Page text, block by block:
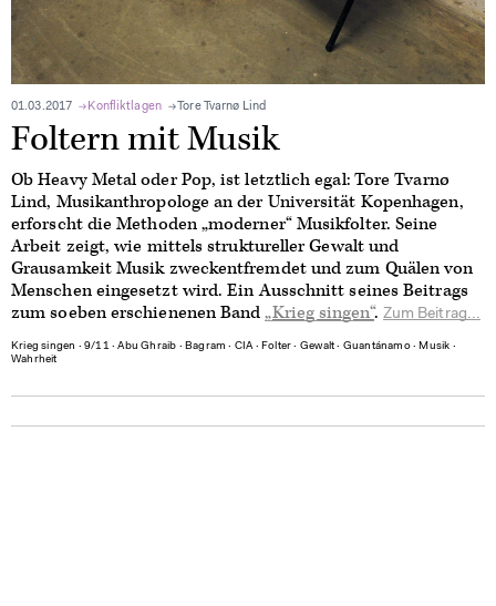
01.03.2017 Konfliktlagen Tore Tvarnø Lind
Foltern mit Musik
Ob Heavy Metal oder Pop, ist letztlich egal: Tore Tvarnø
Lind, Musikanthropologe an der Universität Kopenhagen,
erforscht die Methoden „moderner“ Musikfolter. Seine
Arbeit zeigt, wie mittels struktureller Gewalt und
Grausamkeit Musik zweckentfremdet und zum Quälen von
Menschen eingesetzt wird. Ein Ausschnitt seines Beitrags
zum soeben erschienenen Band„Krieg singen“. Zum Beitrag...
Krieg singen ∙9/11∙Abu Ghraib ∙ Bagram ∙ CIA∙ Folter ∙ Gewalt ∙ Guantánamo∙ Musik ∙
Wahrheit